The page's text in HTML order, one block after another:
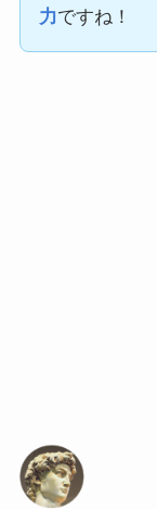
力ですね！